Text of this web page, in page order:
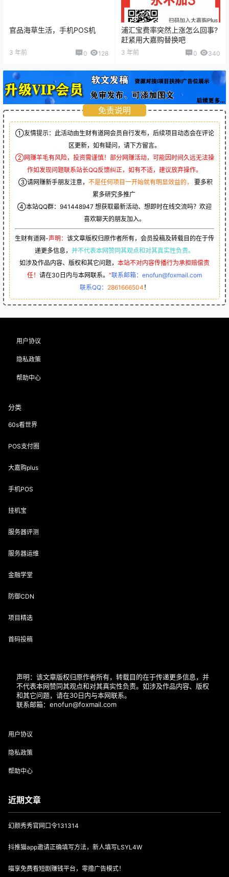
官品海草生活，手机POS机
3 年前 0 128
浦汇宝费率突然上涨怎么回事?
赶紧用大嘉购替换吧
3 年前 0 340
免责说明
①友情提示：此活动由生财有道网会员自行发布，后续项目动态会在评论
区更新，如有疑问，请下方留言。
②网赚羊毛有风险，投资需谨慎！部分网赚活动，可能因时间久远无法操
作如发现问题联系站长QQ反馈纠正，如有不适，建议放弃操作。
③请网赚新手朋友注意， 不是任何项目一开始就有明显效益的，
要多积
累多研究多推广
④本站QQ群： 941448947 想获取最新活动、想即时在线交流吗？欢迎
喜欢聊天的朋友加入。
生财有道网-声明： 该文章版权归原作者所有，会员投稿及转载目的在于传
递更多信息， 并不代表本网赞同其观点和对其真实性负责。
如涉及作品内容、版权和其它问题， 本站不对内容传播行为承担赔偿责
任！ 请在30日内与本网联系。 “联系邮箱：enofun@foxmail.com
联系QQ： 2861666504 ！
用户协议
隐私政策
帮助中心
分类
60s看世界
POS支付圈
大嘉购plus
手机POS
挂机宝
服务器评测
服务器运维
金融学堂
防御CDN
项目精选
首码投稿
声明：该文章版权归原作者所有，转载目的在于传递更多信息，并
不代表本网赞同其观点和对其真实性负责。如涉及作品内容、版权
和其它问题，请在30日内与本网联系。
联系邮箱：enofun@foxmail.com
用户协议
隐私政策
帮助中心
近期文章
幻颜秀秀官网口令131314
抖推猫app邀请正确填写方法，新人填写LSYL4W
喵享免费看短剧赚钱平台，零撸广告模式！